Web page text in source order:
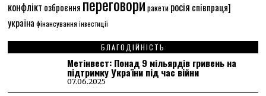
конфлікт озброєння переговори ракети росія співпраця]
україна фінансування інвестиції
БЛАГОДІЙНІСТЬ
Метінвест: Понад 9 мільярдів гривень на
підтримку України під час війни
07.06.2025